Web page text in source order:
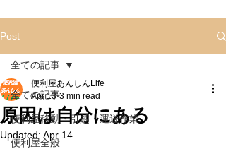
Post
全ての記事
便利屋移動・引越・運送作業
便利屋全般
全ての記事
原因は自分にある
便利屋あんしんLife
Apr 13 3 min read
Updated: Apr 14